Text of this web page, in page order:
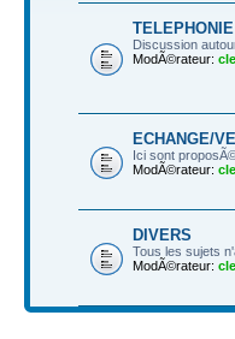
Discussion
ModÃ©rateur:
ECHANGE/
Ici sont
ModÃ©rateur:
DIVERS
Tous les sujets
ModÃ©rateur: